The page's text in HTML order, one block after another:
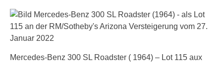
Mercedes-Benz 300 SL Roadster ( 1964) – Lot 115 aux